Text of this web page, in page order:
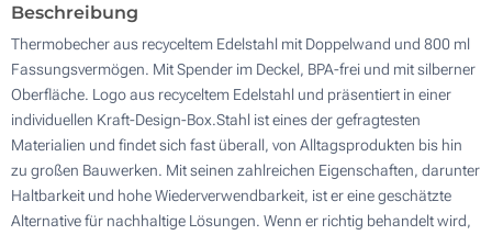
Beschreibung
Thermobecher aus recyceltem Edelstahl mit Doppelwand und 800 ml
Fassungsvermögen. Mit Spender im Deckel, BPA-frei und mit silberner
Oberfläche. Logo aus recyceltem Edelstahl und präsentiert in einer
individuellen Kraft-Design-Box.Stahl ist eines der gefragtesten
Materialien und findet sich fast überall, von Alltagsprodukten bis hin
zu großen Bauwerken. Mit seinen zahlreichen Eigenschaften, darunter
Haltbarkeit und hohe Wiederverwendbarkeit, ist er eine geschätzte
Alternative für nachhaltige Lösungen. Wenn er richtig behandelt wird,